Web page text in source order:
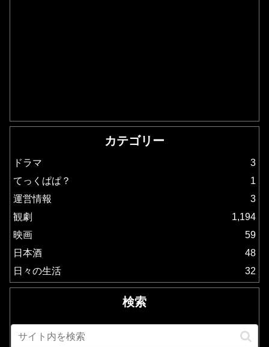
カテゴリー
ドラマ
3
てっくぱぱ？
1
運営情報
3
観劇
1,194
映画
59
日本酒
48
日々の生活
32
検索